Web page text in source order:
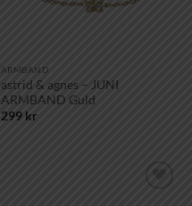
ARMBAND
astrid & agnes – JUNI
ARMBAND Guld
299 kr